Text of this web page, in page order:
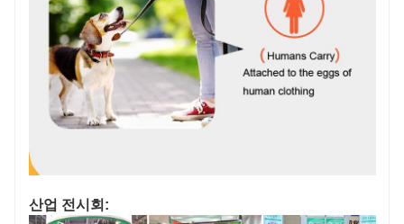
산업 전시회: